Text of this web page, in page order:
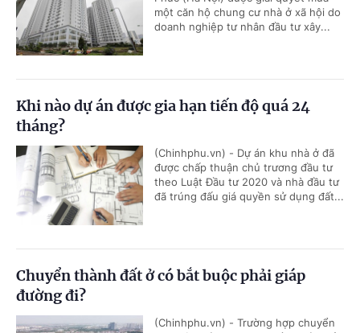
một căn hộ chung cư nhà ở xã hội do
doanh nghiệp tư nhân đầu tư xây...
Khi nào dự án được gia hạn tiến độ quá 24
tháng?
(Chinhphu.vn) - Dự án khu nhà ở đã
được chấp thuận chủ trương đầu tư
theo Luật Đầu tư 2020 và nhà đầu tư
đã trúng đấu giá quyền sử dụng đất...
Chuyển thành đất ở có bắt buộc phải giáp
đường đi?
(Chinhphu.vn) - Trường hợp chuyển